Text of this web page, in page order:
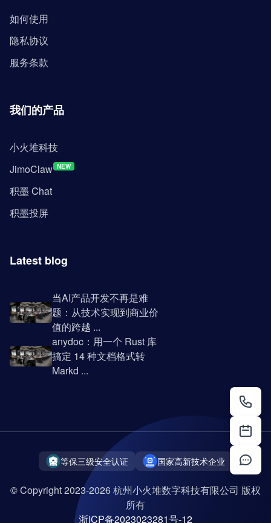
如何使用
隐私协议
服务条款
我们的产品
小火堆科技
JimoClaw NEW
积墨 Chat
积墨投屏
Latest blog
当AI产品开发不再是难
题：从技术实现到商业价
值的跨越 ...
anydoc：用一个 Rust 库
搞定 14 种文档格式转
Markd ...
等保三级安全认证 国家高新技术企业
© Copyright 2023-2026 杭州小火堆数字科技有限公司 版权
所有
浙ICP备2023023281号-12